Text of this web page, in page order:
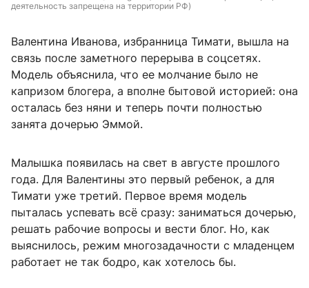
деятельность запрещена на территории РФ)
Валентина Иванова, избранница Тимати, вышла на
связь после заметного перерыва в соцсетях.
Модель объяснила, что ее молчание было не
капризом блогера, а вполне бытовой историей: она
осталась без няни и теперь почти полностью
занята дочерью Эммой.
Малышка появилась на свет в августе прошлого
года. Для Валентины это первый ребенок, а для
Тимати уже третий. Первое время модель
пыталась успевать всё сразу: заниматься дочерью,
решать рабочие вопросы и вести блог. Но, как
выяснилось, режим многозадачности с младенцем
работает не так бодро, как хотелось бы.